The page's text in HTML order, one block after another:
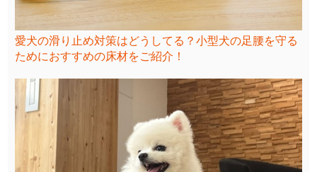
愛犬の滑り止め対策はどうしてる？小型犬の足腰を守る
ためにおすすめの床材をご紹介！